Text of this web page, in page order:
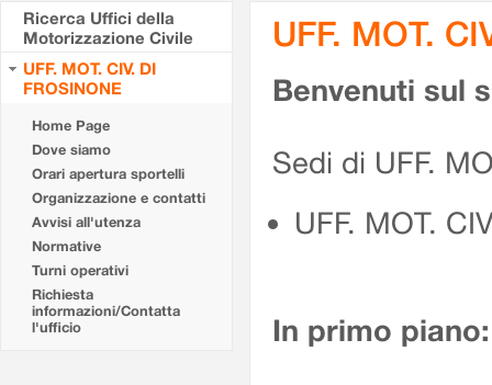
Ricerca Uffici della
Motorizzazione Civile
UFF. MOT. CIV. DI
FROSINONE
Home Page
Dove siamo
Orari apertura sportelli
Organizzazione e contatti
Avvisi all'utenza
Normative
Turni operativi
Richiesta
informazioni/Contatta
l'ufficio
UFF. MOT.
Benvenuti sul
Sedi di UFF.
UFF. MOT.
In primo piano: